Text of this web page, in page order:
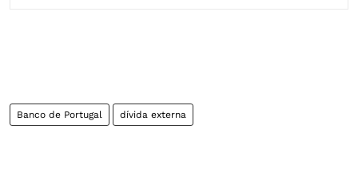
Banco de Portugal dívida externa